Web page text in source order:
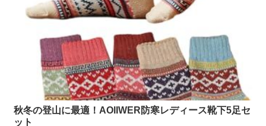
秋冬の登山に最適！AOIIWER防寒レディース靴下5足セ
ット